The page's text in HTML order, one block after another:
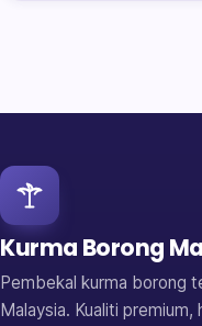
Kurma Borong
Pembekal kurma borong
Malaysia. Kualiti